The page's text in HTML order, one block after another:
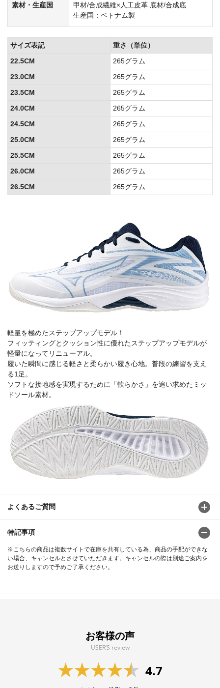
素材・生産国
甲材/合成繊維×人工皮革 底材/合成底
生産国：ベトナム製
軽量を極めたステップアップモデル！
フィッティングとクッション性に優れたステップアップモデルが
軽量になってリニューアル。
履いた瞬間に感じる軽さと柔らかい履き心地。普段の練習を支え
る1足。
ソフトな接地感を実現するために「軟らかさ」を追い求めたミッ
ドソール素材。
よくあるご質問
特記事項
※こちらの商品は複数サイトで在庫を共有している為、商品の手配ができな
い場合、キャンセルとさせていただきます。キャンセルの際は別途ご案内を
お送りしますので予めご了承ください。
サイズ表記
重さ（単位）
22.5CM
265グラム
23.0CM
265グラム
23.5CM
265グラム
24.0CM
265グラム
24.5CM
265グラム
25.0CM
265グラム
25.5CM
265グラム
26.0CM
265グラム
26.5CM
265グラム
お客様の声
USER’S review
4.7